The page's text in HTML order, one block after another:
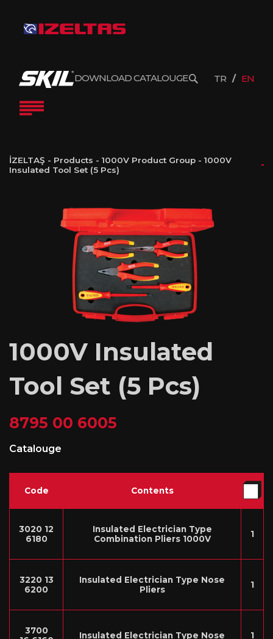
DOWNLOAD CATALOUGE TR EN
İZELTAŞ - Products - 1000V Product Group - 1000V
Insulated Tool Set (5 Pcs)
1000V Insulated
Tool Set (5 Pcs)
8795 00 6005
Catalouge
Code Contents
3020 12
6180
Insulated Electrician Type
Combination Pliers 1000V
1
3220 13
6200
Insulated Electrician Type Nose
Pliers
1
3700
Insulated Electrician Type Nose 1